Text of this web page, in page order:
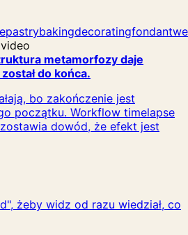
pastrybakingdecoratingfondant
metamorfozy daje
do końca.
bo zakończenie jest
początku. Workflow timelapse
dowód, że efekt jest
żeby widz od razu wiedział, co